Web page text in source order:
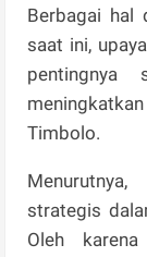
Berbagai hal
saat ini,
pentingnya
Timbolo.
strategis
Oleh